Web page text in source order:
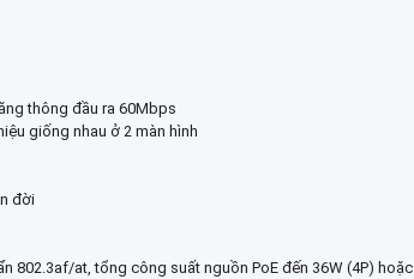
thông đầu ra 60Mbps
giống nhau ở 2 màn hình
đời
802.3af/at, tổng công suất nguồn PoE đến 36W (4P) hoặc